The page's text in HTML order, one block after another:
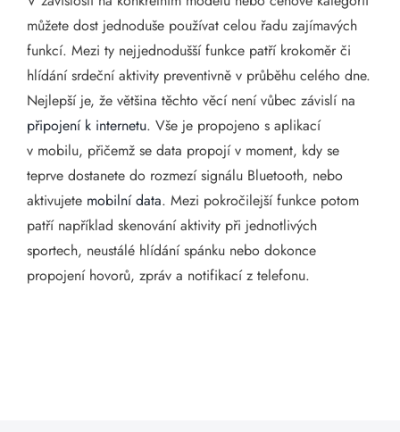
můžete dost jednoduše používat celou řadu zajímavých
funkcí. Mezi ty nejjednodušší funkce patří krokoměr či
hlídání srdeční aktivity preventivně v průběhu celého dne.
Nejlepší je, že většina těchto věcí není vůbec závislí na
připojení k internetu. Vše je propojeno s aplikací
v mobilu, přičemž se data propojí v moment, kdy se
teprve dostanete do rozmezí signálu Bluetooth, nebo
aktivujete mobilní data. Mezi pokročilejší funkce potom
patří například skenování aktivity při jednotlivých
sportech, neustálé hlídání spánku nebo dokonce
propojení hovorů, zpráv a notifikací z telefonu.